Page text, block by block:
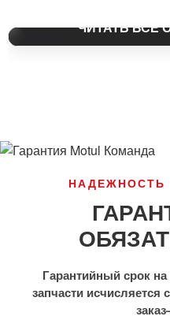
ЧИТАТЬ ВСЕ
НАДЕЖНОСТЬ
Гарантийный срок
запчасти исчисляется